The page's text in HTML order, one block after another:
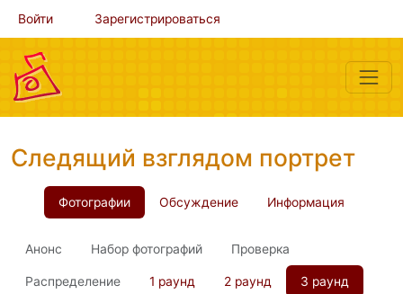
Войти Зарегистрироваться
Следящий взглядом портрет
Фотографии Обсуждение Информация
Анонс Набор фотографий Проверка
Распределение 1 раунд 2 раунд 3 раунд